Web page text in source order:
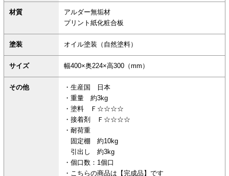
材質
アルダー無垢材
プリント紙化粧合板
塗装 オイル塗装（自然塗料）
サイズ 幅400×奥224×高300（mm）
その他
・生産国 日本
・重量 約3kg
・塗料 Ｆ☆☆☆☆
・接着剤 Ｆ☆☆☆☆
・耐荷重
固定棚 約10kg
引出し 約3kg
・個口数：1個口
・こちらの商品は【完成品】です